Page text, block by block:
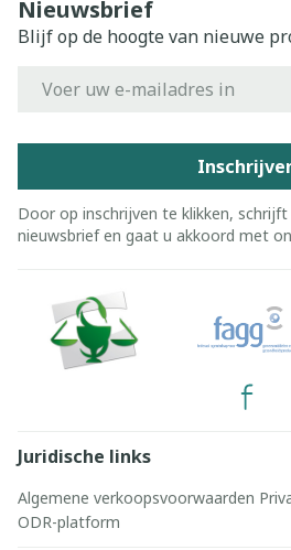
Nieuwsbrief
Blijf op de hoogte van nieuwe
Door op inschrijven te klikken,
nieuwsbrief en gaat u akkoord met
Juridische links
Algemene verkoopsvoorwaarden
ODR-platform